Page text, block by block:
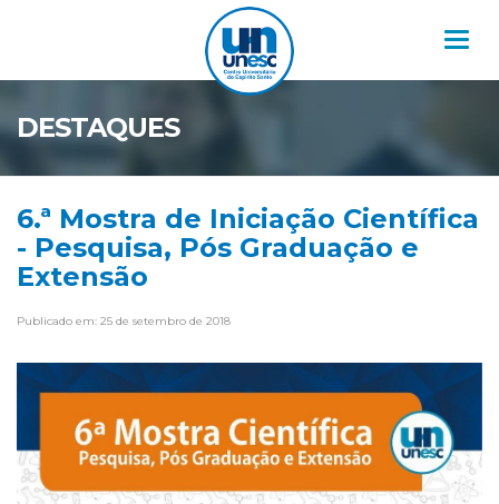
DESTAQUES
6.ª Mostra de Iniciação Científica
- Pesquisa, Pós Graduação e
Extensão
Publicado em: 25 de setembro de 2018